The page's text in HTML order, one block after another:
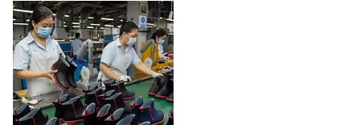
На платформе Lamoda - новый раздел и
условия продвижения локальных
дизайнерских марок
Российский маркетплейс Lamoda решил обновить
раздел для продажи продукции локальных